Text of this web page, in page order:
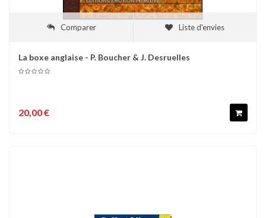
Comparer Liste d'envies
La boxe anglaise - P. Boucher & J. Desruelles
20,00 €